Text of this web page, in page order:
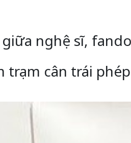
nghệ sĩ,
trạm cân trái phép